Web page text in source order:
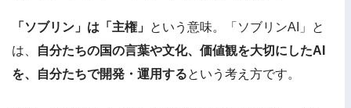
「ソブリン」は「主権」 という意味。「ソブリンAI」と
は、
自分たちの国の言葉や文化、価値観を大切にしたAI
を、自分たちで開発・運用するという考え方です。